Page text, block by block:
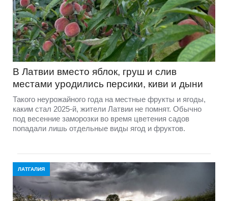
В Латвии вместо яблок, груш и слив
местами уродились персики, киви и дыни
Такого неурожайного года на местные фрукты и ягоды,
каким стал 2025-й, жители Латвии не помнят. Обычно
под весенние заморозки во время цветения садов
попадали лишь отдельные виды ягод и фруктов.
ЛАТГАЛИЯ